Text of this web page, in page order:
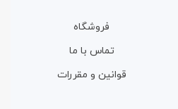
فروشگاه
تماس با ما
قوانین و مقررات